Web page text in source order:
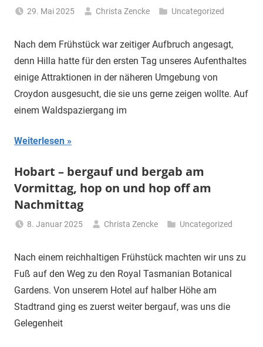
29. Mai 2025 Christa Zencke Uncategorized
Nach dem Frühstück war zeitiger Aufbruch angesagt,
denn Hilla hatte für den ersten Tag unseres Aufenthaltes
einige Attraktionen in der näheren Umgebung von
Croydon ausgesucht, die sie uns gerne zeigen wollte. Auf
einem Waldspaziergang im
Weiterlesen
Hobart – bergauf und bergab am
Vormittag, hop on und hop off am
Nachmittag
8. Januar 2025 Christa Zencke Uncategorized
Nach einem reichhaltigen Frühstück machten wir uns zu
Fuß auf den Weg zu den Royal Tasmanian Botanical
Gardens. Von unserem Hotel auf halber Höhe am
Stadtrand ging es zuerst weiter bergauf, was uns die
Gelegenheit